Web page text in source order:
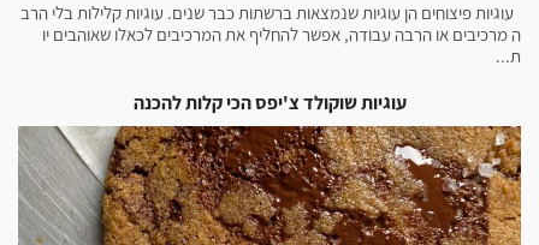
עוגיות פיצוחים הן עוגיות שנמצאות ברשתות כבר שנים. עוגיות קלילות בלי הרב
ה מרכיבים או הרבה עבודה, אפשר להחליף את המרכיבים לכאלו שאוהבים יו
ת...
עוגיות שוקולד צ'יפס הכי קלות להכנה